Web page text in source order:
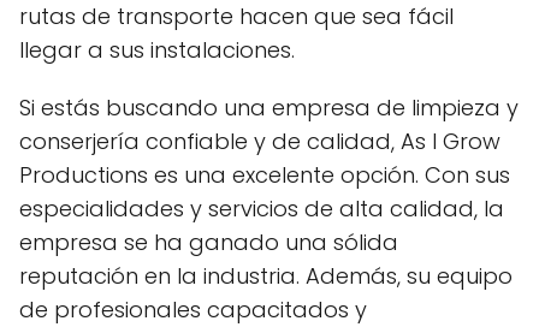
rutas de transporte hacen que sea fácil
llegar a sus instalaciones.
Si estás buscando una empresa de limpieza y
conserjería confiable y de calidad, As I Grow
Productions es una excelente opción. Con sus
especialidades y servicios de alta calidad, la
empresa se ha ganado una sólida
reputación en la industria. Además, su equipo
de profesionales capacitados y